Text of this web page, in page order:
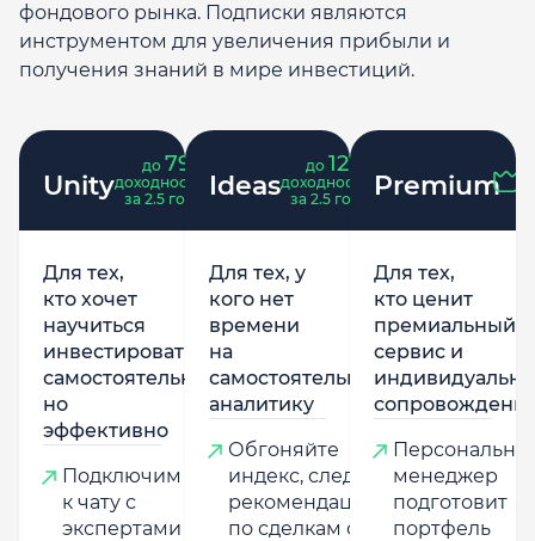
фондового рынка. Подписки являются
инструментом для увеличения прибыли и
получения знаний в мире инвестиций.
Unity
до 79
доходность
за 2.5 года
Для тех,
кто хочет
научиться
инвестировать
самостоятельно,
но
эффективно
Подключим
к чату с
экспертами
Ideas
до 121
доходность
за 2.5 года
Для тех, у
кого нет
времени
на
самостоятельную
аналитику
Обгоняйте
индекс, следуя
рекомендациям
по сделкам от
Premium
Для тех,
кто ценит
премиальный
сервис и
менеджер
подготовит
портфель